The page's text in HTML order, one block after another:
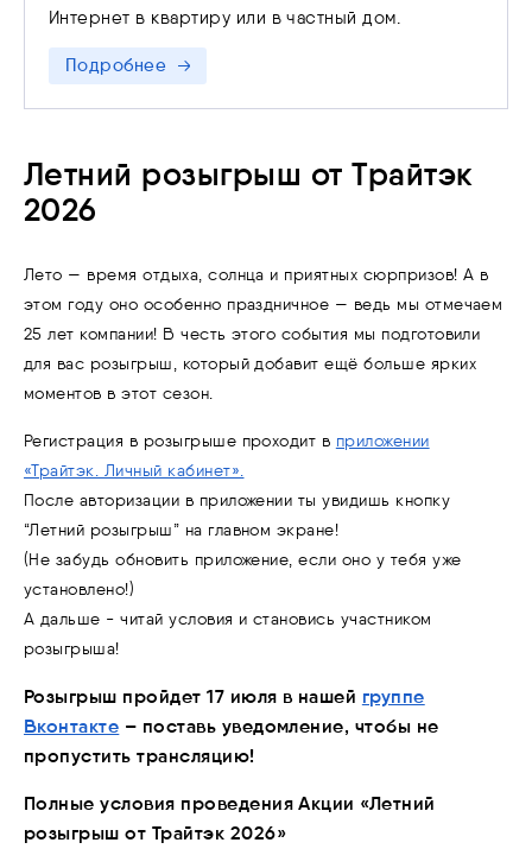
устранения нарушений на основании п. 3 ст. 44
связи»
Интернет в квартиру или в частный дом.
Подробнее
Летний розыгрыш от Трайтэк
2026
Лето — время отдыха, солнца и приятных сюрпризов! А в
этом году оно особенно праздничное — ведь мы отмечаем
25 лет компании! В честь этого события мы подготовили
для вас розыгрыш, который добавит ещё больше ярких
моментов в этот сезон.
Регистрация в розыгрыше проходит в приложении
«Трайтэк. Личный кабинет».
После авторизации в приложении ты увидишь кнопку
“Летний розыгрыш” на главном экране!
(Не забудь обновить приложение, если оно у тебя уже
установлено!)
А дальше - читай условия и становись участником
розыгрыша!
Розыгрыш пройдет 17 июля в нашей группе
Вконтакте – поставь уведомление, чтобы не
пропустить трансляцию!
Полные условия проведения Акции «Летний
розыгрыш от Трайтэк 2026»